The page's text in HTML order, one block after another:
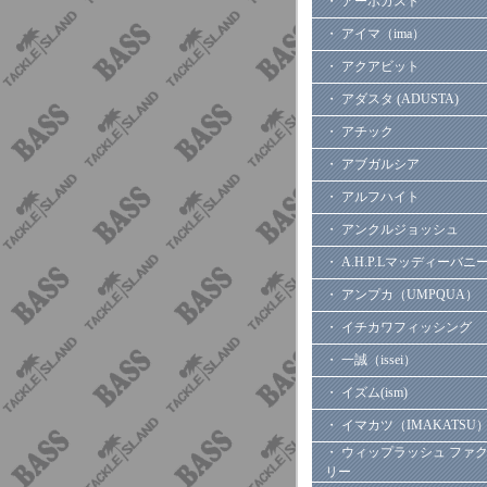
・ アイマ（ima）
・ アクアビット
・ アダスタ (ADUSTA)
・ アチック
・ アブガルシア
・ アルフハイト
・ アンクルジョッシュ
・ A.H.P.Lマッディーバニー
・ アンプカ（UMPQUA）
・ イチカワフィッシング
・ 一誠（issei）
・ イズム(ism)
・ イマカツ（IMAKATSU）
・ ウィップラッシュ ファ
リー